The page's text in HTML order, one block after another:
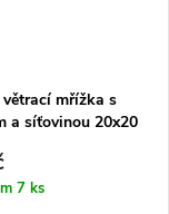
větrací mřížka s
a síťovinou 20x20
7 ks